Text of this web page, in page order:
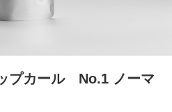
プカール No.1 ノーマ